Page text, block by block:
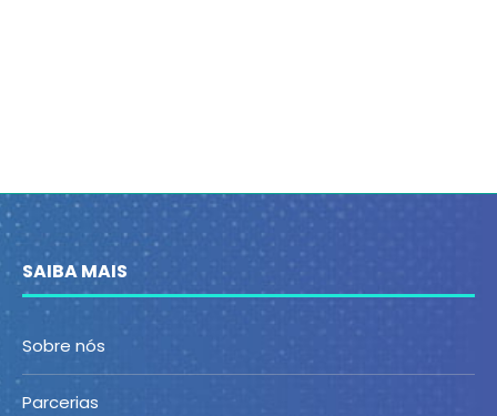
SAIBA MAIS
Sobre nós
Parcerias